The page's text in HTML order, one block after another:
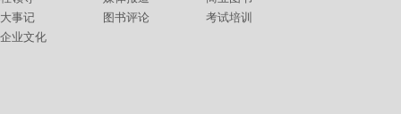
大事记
企业文化
图书评论
考试培训